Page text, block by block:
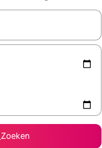
beschikbaar zijn, maak je
Zoeken